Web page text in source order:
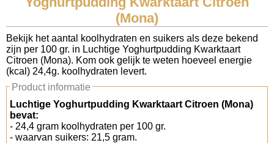
Links
(Mona)
Bekijk het aantal koolhydraten en suikers als deze bekend
zijn per 100 gr. in Luchtige Yoghurtpudding Kwarktaart
Citroen (Mona). Kom ook gelijk te weten hoeveel energie
(kcal) 24,4g. koolhydraten levert.
Product informatie
Luchtige Yoghurtpudding Kwarktaart Citroen (Mona)
bevat:
- 24,4 gram koolhydraten per 100 gr.
- waarvan suikers: 21,5 gram.